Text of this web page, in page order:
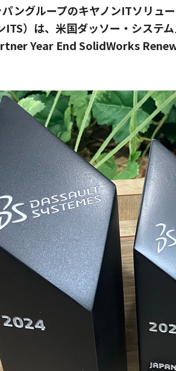
ングループのキヤノンITソリュ
ITS）は、米国ダッソー・システ
Year End SolidWorks